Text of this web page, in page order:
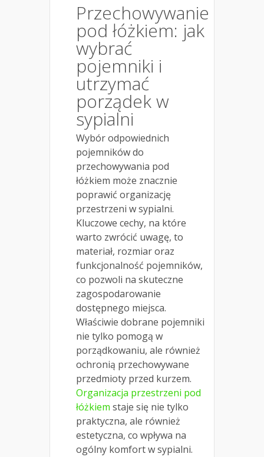
Przechowywanie
pod łóżkiem: jak
wybrać
pojemniki i
utrzymać
porządek w
sypialni
Wybór odpowiednich
pojemników do
przechowywania pod
łóżkiem może znacznie
poprawić organizację
przestrzeni w sypialni.
Kluczowe cechy, na które
warto zwrócić uwagę, to
materiał, rozmiar oraz
funkcjonalność pojemników,
co pozwoli na skuteczne
zagospodarowanie
dostępnego miejsca.
Właściwie dobrane pojemniki
nie tylko pomogą w
porządkowaniu, ale również
ochronią przechowywane
przedmioty przed kurzem.
Organizacja przestrzeni pod
łóżkiem staje się nie tylko
praktyczna, ale również
estetyczna, co wpływa na
ogólny komfort w sypialni.